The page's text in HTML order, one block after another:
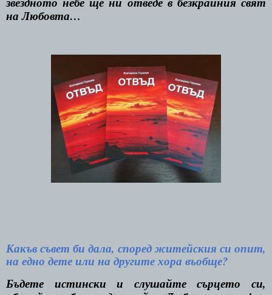
на Любовта…
Какъв съвет би дала, според житейския си опит,
на едно дете или на другите хора въобще?
Бъдете истински и слушайте сърцето си,